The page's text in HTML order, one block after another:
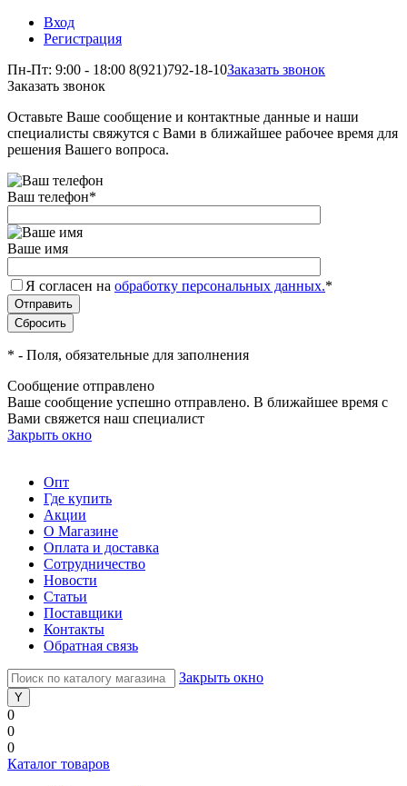
Вход
Регистрация
Пн-Пт: 9:00 - 18:00 8(921)792-18-10Заказать звонок
Заказать звонок
Оставьте Ваше сообщение и контактные данные и наши
специалисты свяжутся с Вами в ближайшее рабочее время для
решения Вашего вопроса.
Ваш телефон*
Ваше имя
Я согласен на обработку персональных данных.*
* - Поля, обязательные для заполнения
Сообщение отправлено
Ваше сообщение успешно отправлено. В ближайшее время с
Вами свяжется наш специалист
Закрыть окно
Опт
Где купить
Акции
О Магазине
Оплата и доставка
Сотрудничество
Новости
Статьи
Поставщики
Контакты
Обратная связь
Закрыть окно
0
0
0
Каталог товаров